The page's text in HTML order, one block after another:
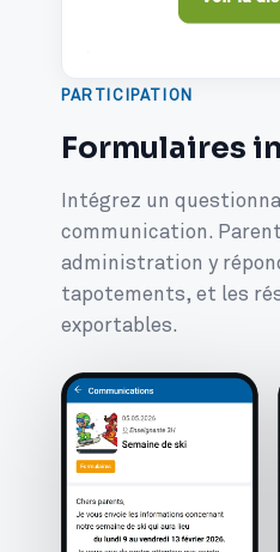
PARTICIPATION
Formulaires
Intégrez un
communication.
administration y
tapotements, et les
exportables.